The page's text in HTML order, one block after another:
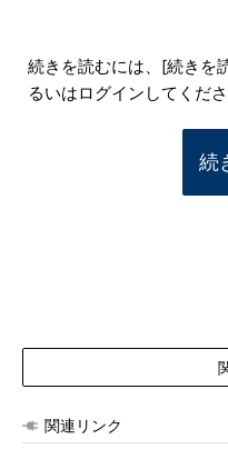
続きを読むには、[続きを
るいはログインしてくださ
続
関連リンク